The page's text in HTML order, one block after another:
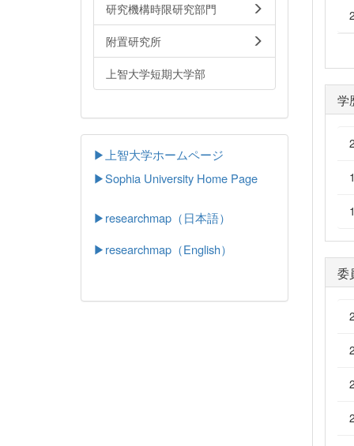
学
委
研究機構時限研究部門
附置研究所
上智大学短期大学部
▶上智大学ホームページ
▶Sophia University Home Page
▶researchmap（日本語）
▶researchmap（English）